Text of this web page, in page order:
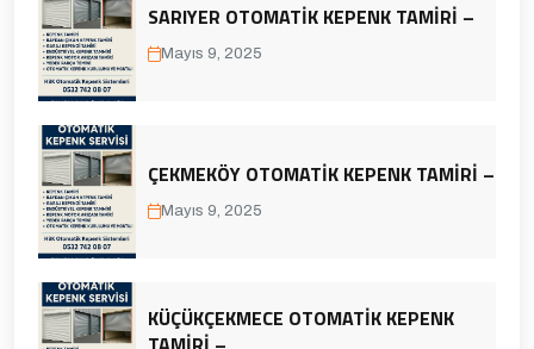
SARIYER OTOMATIK KEPENK TAMIRI –
Mayıs 9, 2025
ÇEKMEKÖY OTOMATIK KEPENK TAMIRI –
Mayıs 9, 2025
KÜÇÜKÇEKMECE OTOMATIK KEPENK